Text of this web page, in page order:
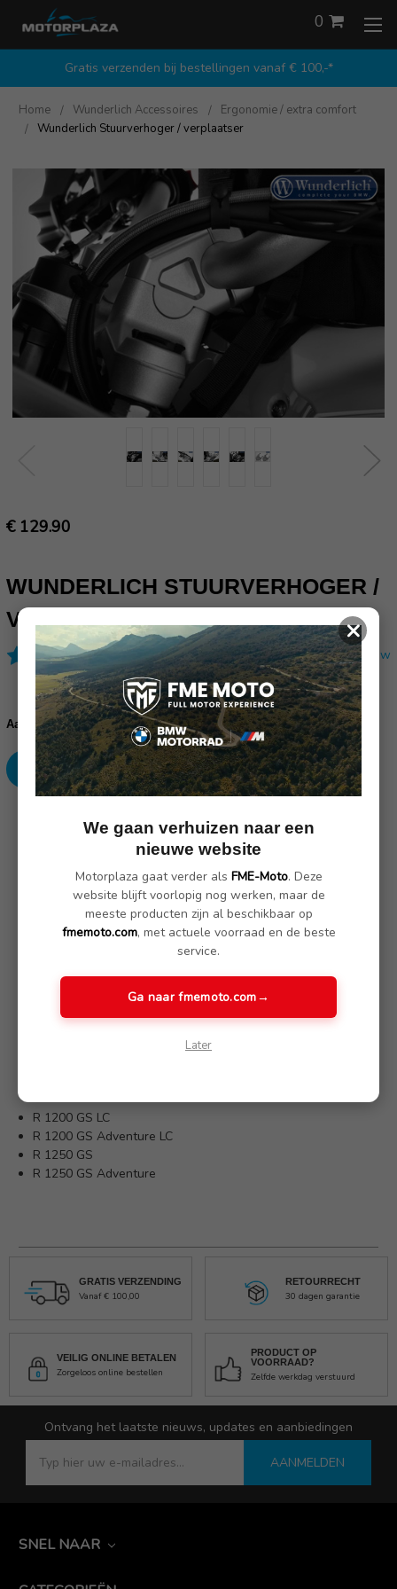
Gratis verzenden bij bestellingen vanaf € 100,-*
0
Home Wunderlich Accessoires
Ergonomie / extra comfort
Wunderlich Stuurverhoger / verplaatser
€ 129.90
WUNDERLICH STUURVERHOGER /
VERPLAATSER
(1 review) Schrijf een review
Huidige
voorraad:
Aantal:
Verhoog
aantallen:
Verlaag
aantallen:
Omschrijving (1 review)
Een combinatie van verhoging en verplaatsing van het stuur
naar de motorrijder. Het resultaat is een meer ontspannen
naar de bestuurder. Materiaal zilver geanodiseerd. Complete kit
voor installatie. Eenvoudige montage en zonder enige andere
R 1200 GS LC
R 1200 GS Adventure LC
R 1250 GS
R 1250 GS Adventure
GRATIS VERZENDING
Vanaf € 100,00
RETOURRECHT
30 dagen garantie
VEILIG ONLINE BETALEN
Zorgeloos online bestellen
PRODUCT OP
VOORRAAD?
Zelfde werkdag verstuurd
Ontvang het laatste nieuws, updates en aanbiedingen
AANMELDEN
SNEL NAAR
×
We gaan verhuizen naar een
nieuwe website
Motorplaza gaat verder als FME-Moto. Deze
website blijft voorlopig nog werken, maar de
meeste producten zijn al beschikbaar op
fmemoto.com, met actuele voorraad en de beste
service.
Ga naar fmemoto.com→
Later